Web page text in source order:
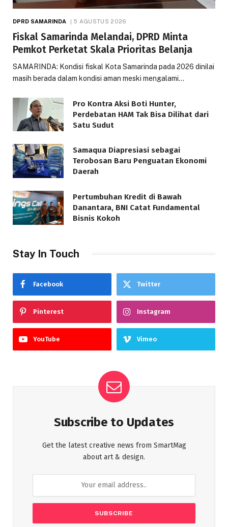
DPRD SAMARINDA 5 AGUSTUS 2026
Fiskal Samarinda Melandai, DPRD Minta
Pemkot Perketat Skala Prioritas Belanja
SAMARINDA: Kondisi fiskal Kota Samarinda pada 2026 dinilai
masih berada dalam kondisi aman meski mengalami…
Pro Kontra Aksi Boti Hunter,
Perdebatan HAM Tak Bisa Dilihat dari
Satu Sudut
Samaqua Diapresiasi sebagai
Terobosan Baru Penguatan Ekonomi
Daerah
Pertumbuhan Kredit di Bawah
Danantara, BNI Catat Fundamental
Bisnis Kokoh
Stay In Touch
Facebook Twitter
Pinterest Instagram
YouTube Vimeo
Subscribe to Updates
Get the latest creative news from SmartMag
about art & design.